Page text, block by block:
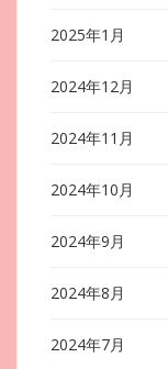
2025年1月
2024年12月
2024年11月
2024年10月
2024年9月
2024年8月
2024年7月